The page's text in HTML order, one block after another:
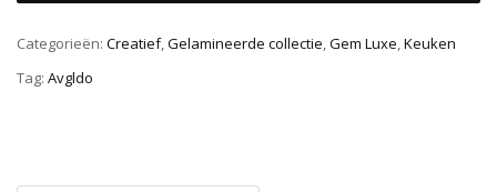
Categorieën: Creatief,Gelamineerde collectie,Gem Luxe,Keuken
Tag: Avgldo